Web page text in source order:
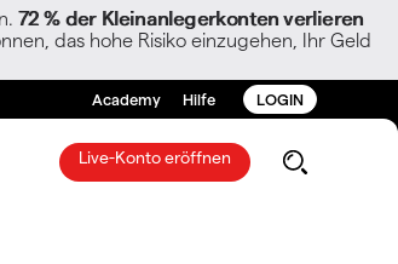
72 % der Kleinanlegerkonten verlieren
das hohe Risiko einzugehen, Ihr Geld
Academy Hilfe LOGIN
Live-Konto eröffnen